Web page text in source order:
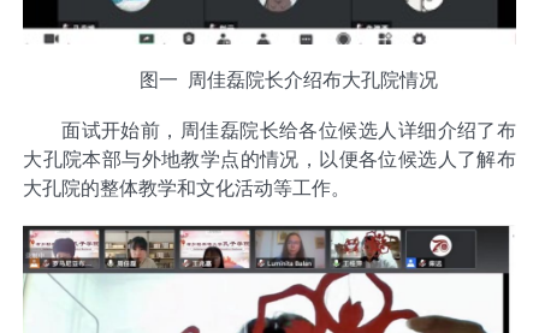
图一 周佳磊院长介绍布大孔院情况
面试开始前，周佳磊院长给各位候选人详细介绍了布
大孔院本部与外地教学点的情况，以便各位候选人了解布
大孔院的整体教学和文化活动等工作。